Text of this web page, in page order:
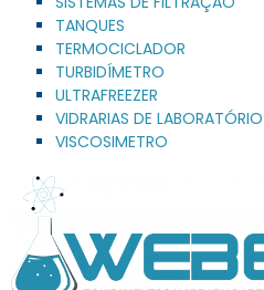
TANQUES
TERMOCICLADOR
TURBIDÍMETRO
ULTRAFREEZER
VIDRARIAS DE LABORATÓRIO
VISCOSIMETRO